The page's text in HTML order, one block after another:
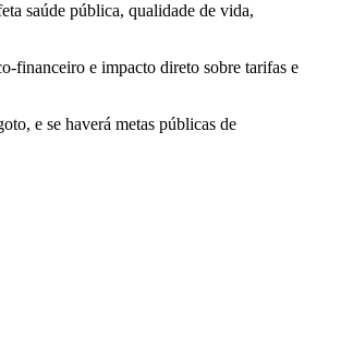
saúde pública, qualidade de vida,
financeiro e impacto direto sobre tarifas e
e se haverá metas públicas de